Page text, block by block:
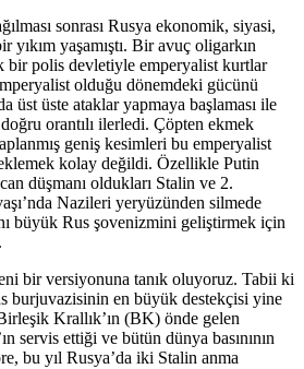
sonrası Rusya ekonomik, siyasi,
yaşamıştı. Bir avuç oligarkın
bir polis devletiyle emperyalist kurtlar
olduğu dönemdeki gücünü
üst üste ataklar yapmaya başlaması ile
orantılı ilerledi. Çöpten ekmek
geniş kesimleri bu emperyalist
kolay değildi. Özellikle Putin
düşmanı oldukları Stalin ve 2.
Nazileri yeryüzünden silmede
büyük Rus şovenizmini geliştirmek için
bir versiyonuna tanık oluyoruz. Tabii ki
burjuvazisinin en büyük destekçisi yine
Krallık’ın (BK) önde gelen
servis ettiği ve bütün dünya basınının
bu yıl Rusya’da iki Stalin anma